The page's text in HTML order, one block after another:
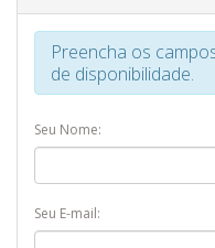
Preencha os
de disponibilidade.
Seu Nome:
Seu E-mail: